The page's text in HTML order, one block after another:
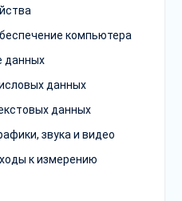
компьютера
данных
данных
данных
звука и видео
к измерению